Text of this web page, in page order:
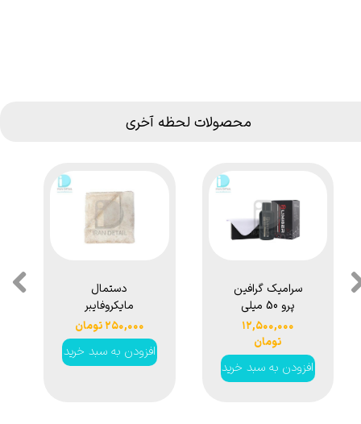
محصولات لحظه آخری
دستمال
مایکروفایبر
مخصوص
سرامیک 40*40
هامبر مدل
۲۵۰,۰۰۰ تومان
افزودن به سبد خرید
سرامیک گرافین
پرو 50 میلی
لیتری هامبر مدل
Humber
Graphene Pro
Ceramic
۱۲,۵۰۰,۰۰۰
تومان
افزودن به سبد خرید